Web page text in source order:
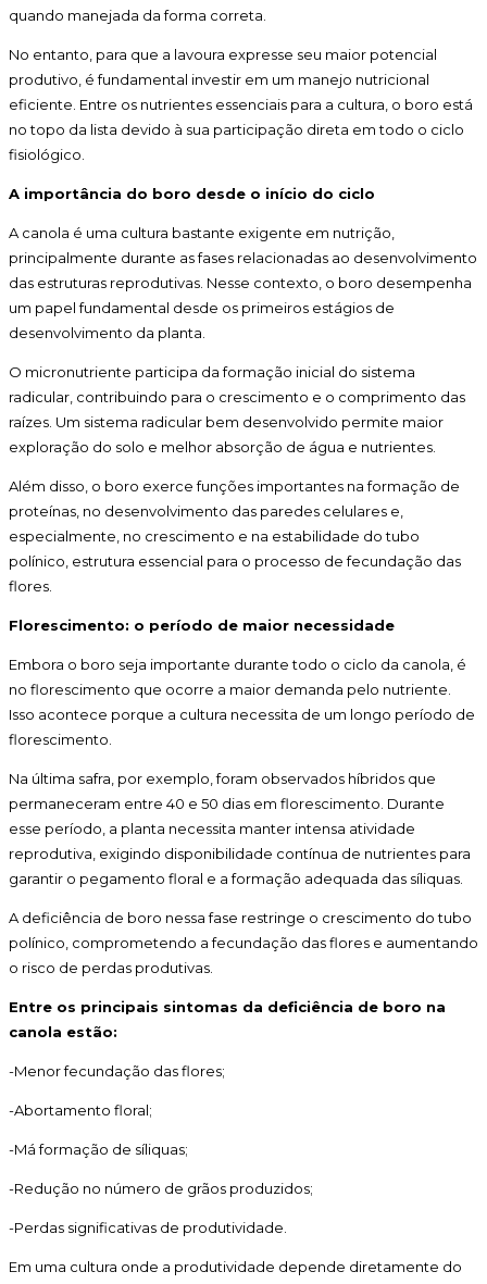
quando manejada da forma correta.
No entanto, para que a lavoura expresse seu maior potencial
produtivo, é fundamental investir em um manejo nutricional
eficiente. Entre os nutrientes essenciais para a cultura, o boro está
no topo da lista devido à sua participação direta em todo o ciclo
fisiológico.
A importância do boro desde o início do ciclo
A canola é uma cultura bastante exigente em nutrição,
principalmente durante as fases relacionadas ao desenvolvimento
das estruturas reprodutivas. Nesse contexto, o boro desempenha
um papel fundamental desde os primeiros estágios de
desenvolvimento da planta.
O micronutriente participa da formação inicial do sistema
radicular, contribuindo para o crescimento e o comprimento das
raízes. Um sistema radicular bem desenvolvido permite maior
exploração do solo e melhor absorção de água e nutrientes.
Além disso, o boro exerce funções importantes na formação de
proteínas, no desenvolvimento das paredes celulares e,
especialmente, no crescimento e na estabilidade do tubo
polínico, estrutura essencial para o processo de fecundação das
flores.
Florescimento: o período de maior necessidade
Embora o boro seja importante durante todo o ciclo da canola, é
no florescimento que ocorre a maior demanda pelo nutriente.
Isso acontece porque a cultura necessita de um longo período de
florescimento.
Na última safra, por exemplo, foram observados híbridos que
permaneceram entre 40 e 50 dias em florescimento. Durante
esse período, a planta necessita manter intensa atividade
reprodutiva, exigindo disponibilidade contínua de nutrientes para
garantir o pegamento floral e a formação adequada das síliquas.
A deficiência de boro nessa fase restringe o crescimento do tubo
polínico, comprometendo a fecundação das flores e aumentando
o risco de perdas produtivas.
Entre os principais sintomas da deficiência de boro na
canola estão:
-Menor fecundação das flores;
-Abortamento floral;
-Má formação de síliquas;
-Redução no número de grãos produzidos;
-Perdas significativas de produtividade.
Em uma cultura onde a produtividade depende diretamente do